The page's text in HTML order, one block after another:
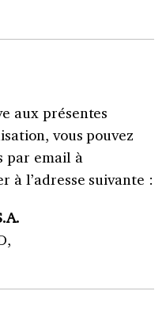
aux présentes
vous pouvez
par email à
à l’adresse suivante :